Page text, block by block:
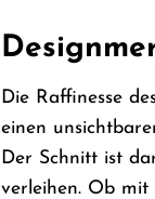
Die Raffinesse
einen
Der Schnitt ist
verleihen. Ob mit